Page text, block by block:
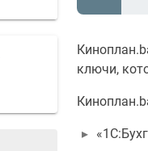
ключи,